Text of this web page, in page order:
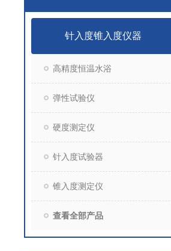
针入度锥入度仪器
高精度恒温水浴
弹性试验仪
硬度测定仪
针入度试验器
锥入度测定仪
查看全部产品